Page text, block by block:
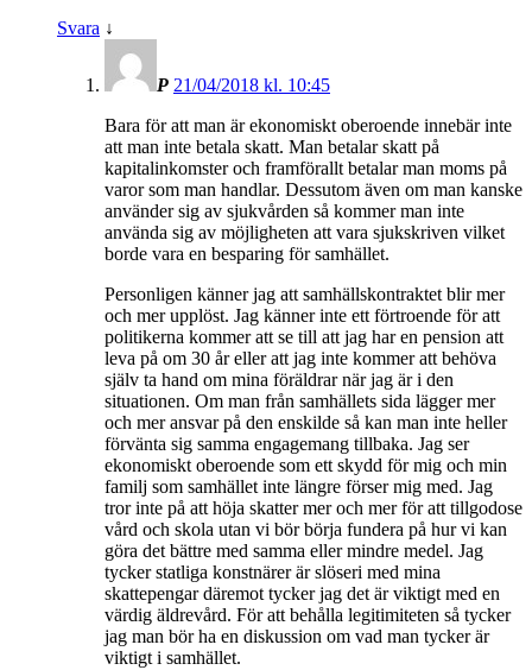
Svara ↓
P 21/04/2018 kl. 10:45
Bara för att man är ekonomiskt oberoende innebär inte
att man inte betala skatt. Man betalar skatt på
kapitalinkomster och framförallt betalar man moms på
varor som man handlar. Dessutom även om man kanske
använder sig av sjukvården så kommer man inte
använda sig av möjligheten att vara sjukskriven vilket
borde vara en besparing för samhället.
Personligen känner jag att samhällskontraktet blir mer
och mer upplöst. Jag känner inte ett förtroende för att
politikerna kommer att se till att jag har en pension att
leva på om 30 år eller att jag inte kommer att behöva
själv ta hand om mina föräldrar när jag är i den
situationen. Om man från samhällets sida lägger mer
och mer ansvar på den enskilde så kan man inte heller
förvänta sig samma engagemang tillbaka. Jag ser
ekonomiskt oberoende som ett skydd för mig och min
familj som samhället inte längre förser mig med. Jag
tror inte på att höja skatter mer och mer för att tillgodose
vård och skola utan vi bör börja fundera på hur vi kan
göra det bättre med samma eller mindre medel. Jag
tycker statliga konstnärer är slöseri med mina
skattepengar däremot tycker jag det är viktigt med en
värdig äldrevård. För att behålla legitimiteten så tycker
jag man bör ha en diskussion om vad man tycker är
viktigt i samhället.